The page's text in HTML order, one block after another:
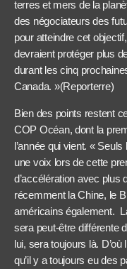
terres et mers de la
des négociateurs des
pour atteindre cet
devraient protéger plus
durant les cinq
Canada. »(Reporterre)
Bien des points restent
COP Océan, dont la
l’année qui vient. «
une voix lors de cette
d’accélération avec plus
récemment la Chine, le
américains également.
sera peut-être différente
lui, sera toujours là.
qu’il y a toujours eu des